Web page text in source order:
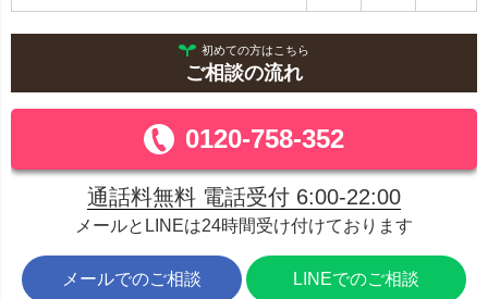
初めての方はこちら
ご相談の流れ
0120-758-352
通話料無料 電話受付 6:00-22:00
メールとLINEは24時間受け付けております
メールでのご相談 LINEでのご相談